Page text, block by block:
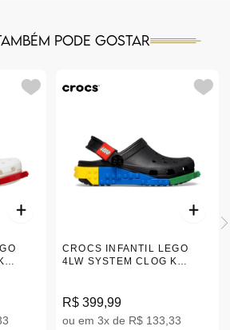
pode gostar
CROCS INFANTIL LEGO
4LW SYSTEM CLOG K
R$ 399,99
ou em 3x de R$ 133,33